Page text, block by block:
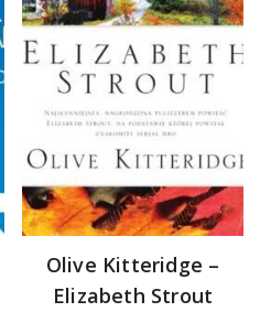
Olive Kitteridge –
Elizabeth Strout